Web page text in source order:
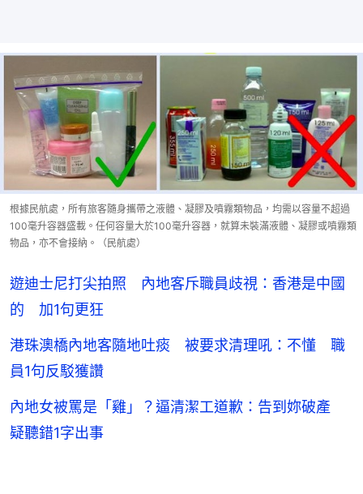
根據民航處，所有旅客隨身攜帶之液體、凝膠及噴霧類物品，均需以容量不超過
100毫升容器盛載。任何容量大於100毫升容器，就算未裝滿液體、凝膠或噴霧類
物品，亦不會接納。（民航處）
遊迪士尼打尖拍照 內地客斥職員歧視：香港是中國
的 加1句更狂
港珠澳橋內地客隨地吐痰 被要求清理吼：不懂 職
員1句反駁獲讚
內地女被罵是「雞」？逼清潔工道歉：告到妳破產
疑聽錯1字出事